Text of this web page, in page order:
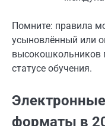
Помните: правила
усыновлённый или
высокошкольников
статусе обучения.
форматы в